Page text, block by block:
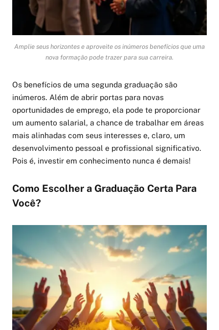
Amplie seus horizontes e aproveite os inúmeros benefícios que uma
nova formação pode trazer para sua carreira.
Os benefícios de uma segunda graduação são
inúmeros. Além de abrir portas para novas
oportunidades de emprego, ela pode te proporcionar
um aumento salarial, a chance de trabalhar em áreas
mais alinhadas com seus interesses e, claro, um
desenvolvimento pessoal e profissional significativo.
Pois é, investir em conhecimento nunca é demais!
Como Escolher a Graduação Certa Para
Você?